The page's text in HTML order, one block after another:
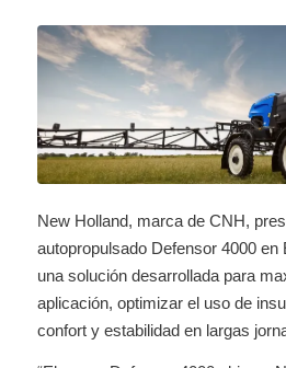
New Holland, marca de CNH,
autopropulsado Defensor 4000 en
una solución desarrollada para
aplicación, optimizar el uso de
confort y estabilidad en largas